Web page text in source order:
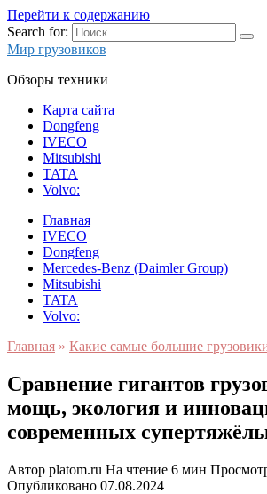
Перейти к содержанию
Search for:
Мир грузовиков
Обзоры техники
Карта сайта
Dongfeng
IVECO
Mitsubishi
TATA
Volvo:
Главная
IVECO
Dongfeng
Mercedes-Benz (Daimler Group)
Mitsubishi
TATA
Volvo:
Главная » Какие самые большие
Сравнение гигантов
мощь, экология и
современных
Автор platom.ru На чтение 6 мин
Опубликовано 07.08.2024